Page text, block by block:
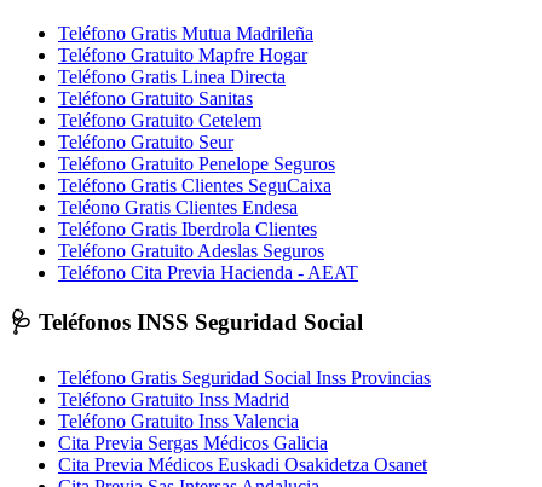
Teléfono Gratis Mutua Madrileña
Teléfono Gratuito Mapfre Hogar
Teléfono Gratis Linea Directa
Teléfono Gratuito Sanitas
Teléfono Gratuito Cetelem
Teléfono Gratuito Seur
Teléfono Gratuito Penelope Seguros
Teléfono Gratis Clientes SeguCaixa
Teléono Gratis Clientes Endesa
Teléfono Gratis Iberdrola Clientes
Teléfono Gratuito Adeslas Seguros
Teléfono Cita Previa Hacienda - AEAT
🩺 Teléfonos INSS Seguridad Social
Teléfono Gratis Seguridad Social Inss Provincias
Teléfono Gratuito Inss Madrid
Teléfono Gratuito Inss Valencia
Cita Previa Sergas Médicos Galicia
Cita Previa Médicos Euskadi Osakidetza Osanet